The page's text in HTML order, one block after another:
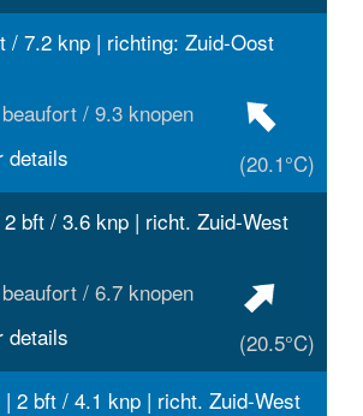
/ 7.2 knp | richting: Zuid-Oost
/ 9.3 knopen
(20.1°C)
details
2 bft / 3.6 knp | richt. Zuid-West
/ 6.7 knopen
(20.5°C)
details
| 2 bft / 4.1 knp | richt. Zuid-West